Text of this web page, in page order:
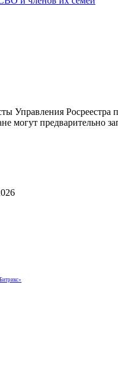
Управления
могут предварительно